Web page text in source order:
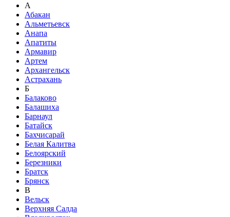
А
Абакан
Альметьевск
Анапа
Апатиты
Армавир
Артем
Архангельск
Астрахань
Б
Балаково
Балашиха
Барнаул
Батайск
Бахчисарай
Белая Калитва
Белоярский
Березники
Братск
Брянск
В
Вельск
Верхняя Салда